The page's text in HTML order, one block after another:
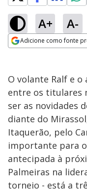
A+ A-
Adicione como fonte
O volante Ralf e
entre os titulares
ser as novidades
diante do
Itaquerão, pelo
importante para
antecipada à
Palmeiras na
torneio - está a